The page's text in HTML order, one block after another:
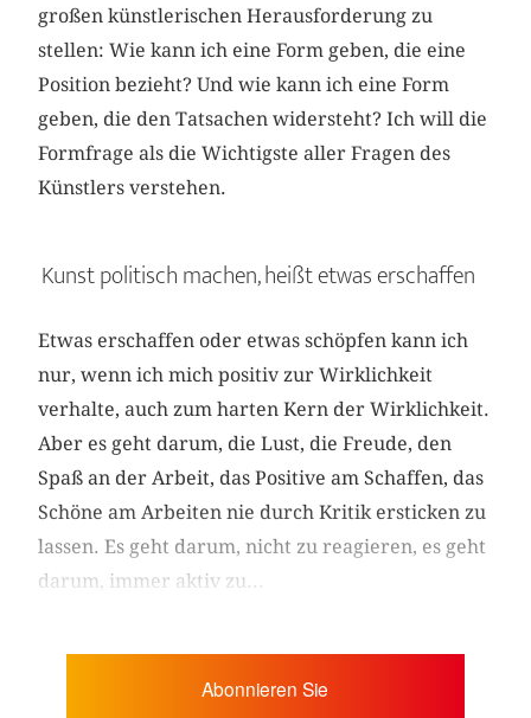
großen künstlerischen Herausforderung zu
stellen: Wie kann ich eine Form geben, die eine
Position bezieht? Und wie kann ich eine Form
geben, die den Tatsachen widersteht? Ich will die
Formfrage als die Wichtigste aller Fragen des
Künstlers verstehen.
Kunst politisch machen, heißt etwas erschaffen
Etwas erschaffen oder etwas schöpfen kann ich
nur, wenn ich mich positiv zur Wirklichkeit
verhalte, auch zum harten Kern der Wirklichkeit.
Aber es geht darum, die Lust, die Freude, den
Spaß an der Arbeit, das Positive am Schaffen, das
Schöne am Arbeiten nie durch Kritik ersticken zu
lassen. Es geht darum, nicht zu reagieren, es geht
darum, immer aktiv zu...
Abonnieren Sie